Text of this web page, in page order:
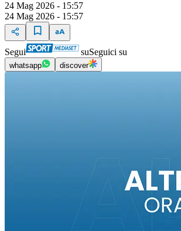
24 Mag 2026 - 15:57
24 Mag 2026 - 15:57
Segui suSeguici su
whatsapp discover